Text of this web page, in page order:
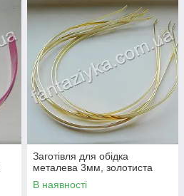
Заготівля для обідка
металева 3мм, золотиста
В наявності